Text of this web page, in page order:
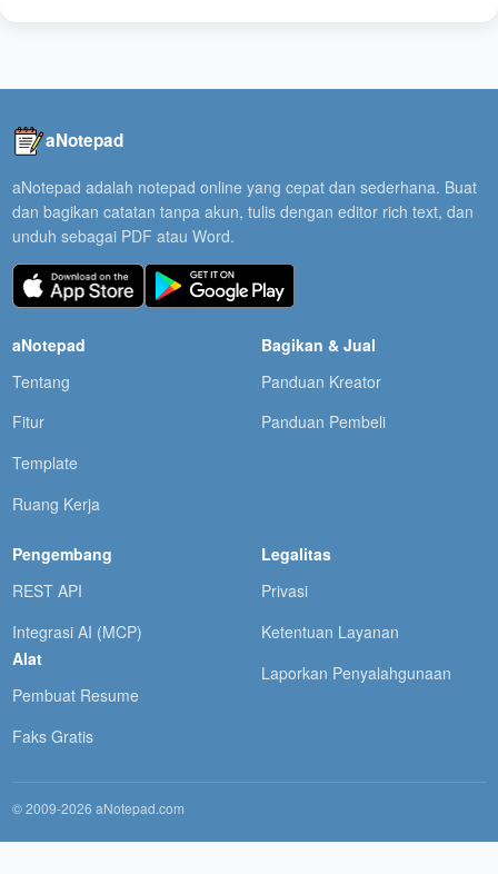
aNotepad
aNotepad adalah notepad online yang cepat dan sederhana. Buat
dan bagikan catatan tanpa akun, tulis dengan editor rich text, dan
unduh sebagai PDF atau Word.
aNotepad
Tentang
Fitur
Template
Ruang Kerja
Bagikan & Jual
Panduan Kreator
Panduan Pembeli
Pengembang
REST API
Integrasi AI (MCP)
Alat
Pembuat Resume
Faks Gratis
Legalitas
Privasi
Ketentuan Layanan
Laporkan Penyalahgunaan
© 2009-2026 aNotepad.com